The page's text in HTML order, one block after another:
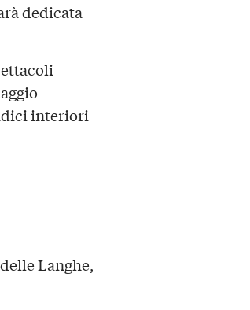
dedicata
interiori
Langhe,